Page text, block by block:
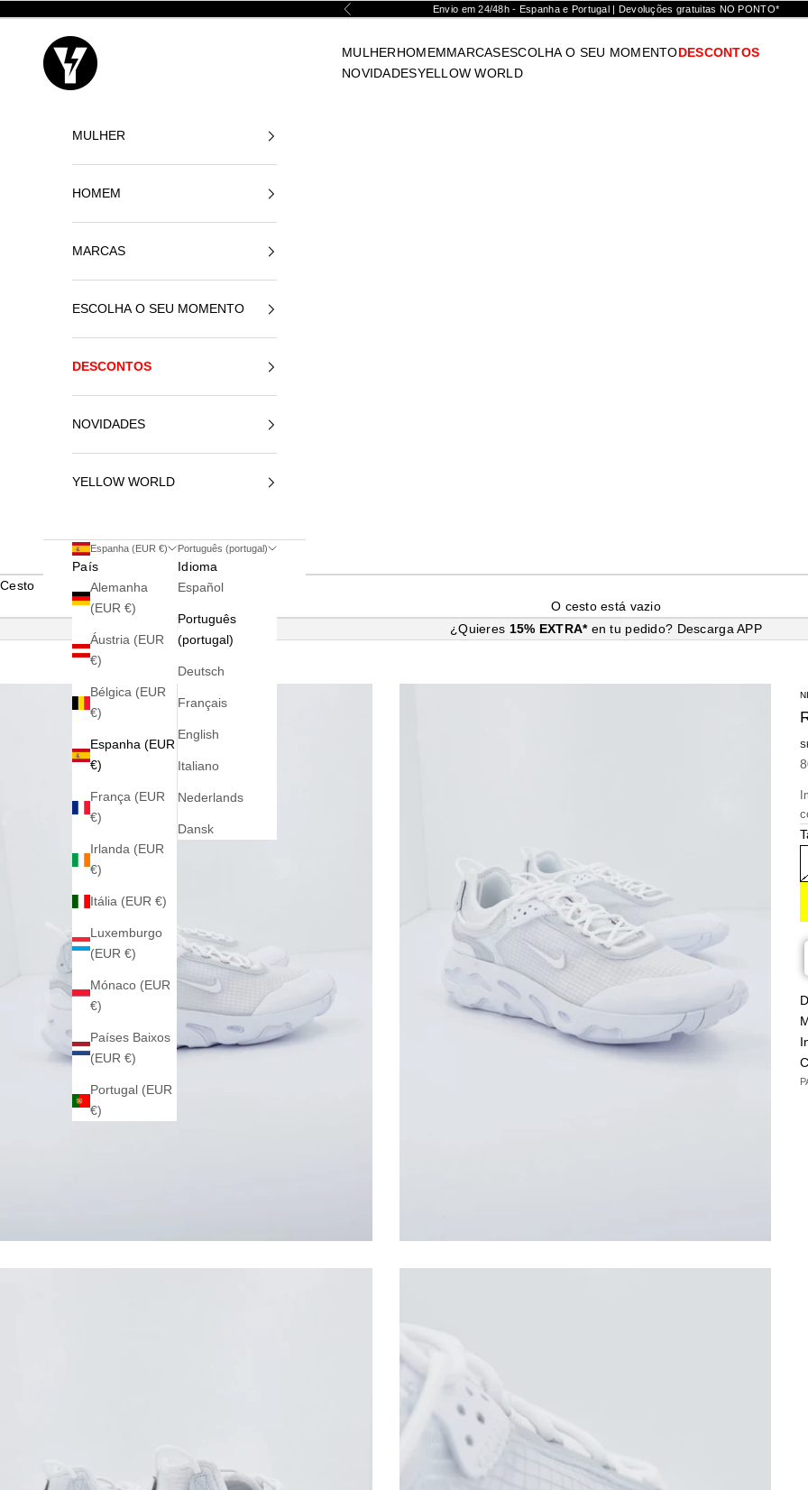
Anterior Envio em 24/48h - Espanha e Portugal | Devoluções gratuitas NO PONTO*
Yellowshop MULHERHOMEMMARCASESCOLHA O SEU MOMENTODESCONTOS
NOVIDADESYELLOW WORLD
MULHER
HOMEM
MARCAS
ESCOLHA O SEU MOMENTO
DESCONTOS
NOVIDADES
YELLOW WORLD
Espanha (EUR €)
País
Alemanha
(EUR €)
Áustria (EUR
€)
Bélgica (EUR
€)
Espanha (EUR
€)
França (EUR
€)
Irlanda (EUR
€)
Itália (EUR €)
Luxemburgo
(EUR €)
Mónaco (EUR
€)
Países Baixos
(EUR €)
Portugal (EUR
€)
Português (portugal)
Idioma
Español
Português
(portugal)
Deutsch
Français
English
Italiano
Nederlands
Dansk
Cesto
O cesto está vazio
¿Quieres 15% EXTRA* en tu pedido? Descarga APP